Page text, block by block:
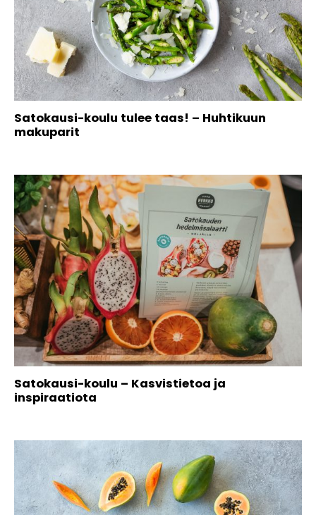
Satokausi-koulu tulee taas! – Huhtikuun
makuparit
Satokausi-koulu – Kasvistietoa ja
inspiraatiota